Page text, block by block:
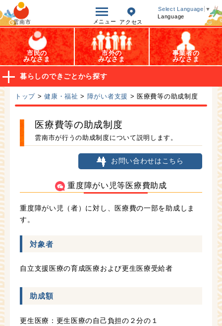
雲南市 メニュー アクセス
Select Language ▼
Language
オープンデータ
市民の
みなさま
市外の
みなさま
事業者の
みなさま
暮らしのできごとから探す
トップ >健康・福祉 > 障がい者支援 > 医療費等の助成制度
医療費等の助成制度
雲南市が行うの助成制度について説明します。
お問い合わせはこちら
重度障がい児等医療費助成
重度障がい児（者）に対し、医療費の一部を助成しま
す。
対象者
自立支援医療の育成医療および更生医療受給者
助成額
更生医療：更生医療の自己負担の２分の１